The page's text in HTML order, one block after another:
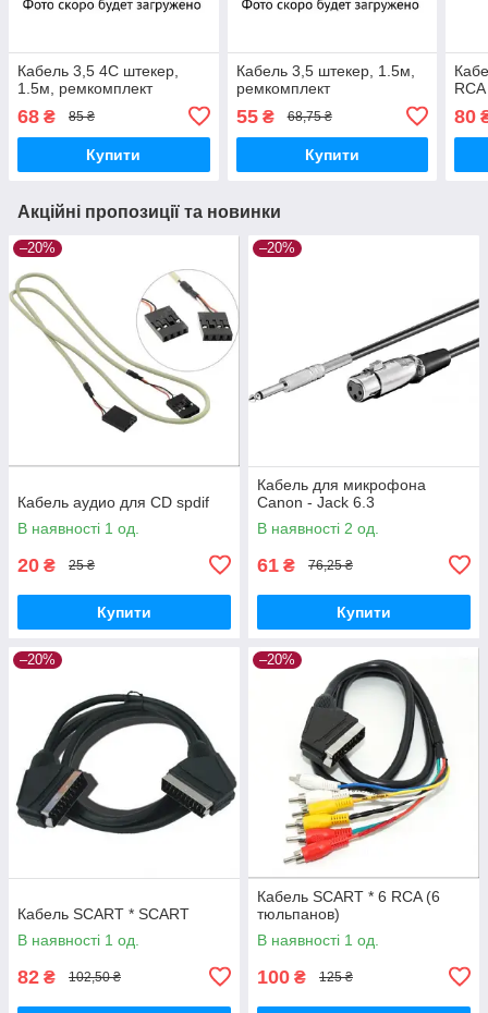
Кабель 3,5 4C штекер,
1.5м, ремкомплект
68 ₴ 85 ₴
Купити
Кабель 3,5 штекер, 1.5м,
ремкомплект
55₴ 68,75 ₴
Купити
80
Акційні пропозиції та новинки
–20%
Кабель аудио для CD spdif
В наявності 1 од.
20 ₴ 25 ₴
Купити
–20%
Кабель для микрофона
Canon - Jack 6.3
В наявності 2 од.
61 ₴ 76,25 ₴
Купити
–20%
Кабель SCART * SCART
В наявності 1 од.
82 ₴ 102,50 ₴
–20%
Кабель SCART * 6 RCA (6
тюльпанов)
В наявності 1 од.
100 ₴ 125 ₴